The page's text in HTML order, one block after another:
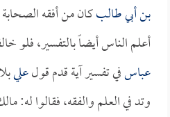
بن أبي طالبكان من أفقه
أعلم الناس أيضاً بالتفسير، فلو
عباسفي تفسير آية قدم قولعلي
وتد في العلم والفقه، فقالوا له: